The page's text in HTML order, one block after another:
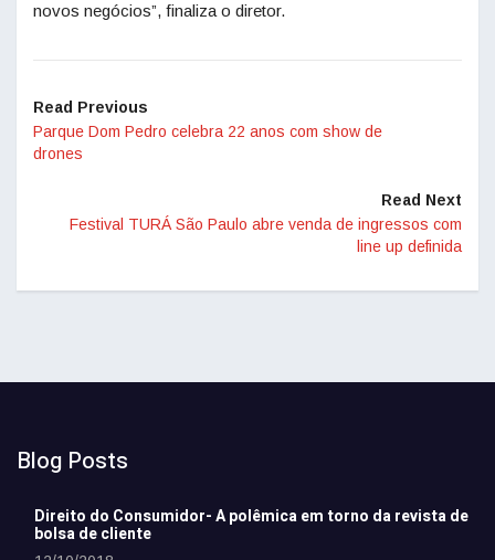
novos negócios”, finaliza o diretor.
Read Previous
Parque Dom Pedro celebra 22 anos com show de
drones
Read Next
Festival TURÁ São Paulo abre venda de ingressos com
line up definida
Blog Posts
Direito do Consumidor- A polêmica em torno da revista de
bolsa de cliente